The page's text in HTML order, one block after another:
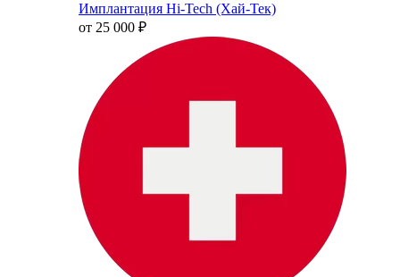
Имплантация Hi-Tech (Хай-Тек)
от 25 000 ₽